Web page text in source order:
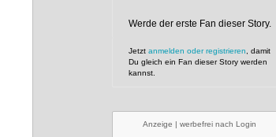
Werde der erste Fan dieser Story.
Jetzt anmelden oder registrieren , damit
Du gleich ein Fan dieser Story werden
kannst.
Anzeige | werbefrei nach Login